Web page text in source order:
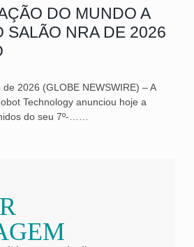
DO MUNDO A
SALÃO NRA DE 2026
2026 (GLOBE NEWSWIRE) – A
Technology anunciou hoje a
do seu 7º‑……